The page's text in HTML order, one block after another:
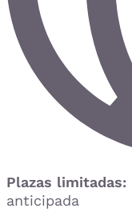
Plazas limitadas:
anticipada